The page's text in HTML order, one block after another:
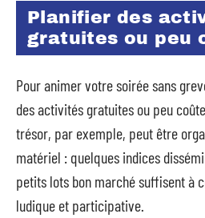
Planifier des
gratuites ou peu
Pour animer votre soirée sans
des activités gratuites ou peu
trésor, par exemple, peut être
matériel : quelques indices
petits lots bon marché suffisent à
ludique et participative.